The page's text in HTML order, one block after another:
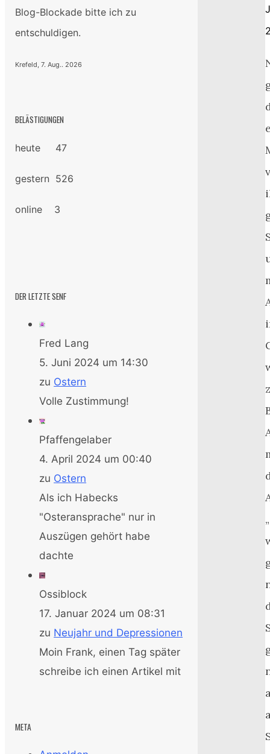
Blog-Blockade bitte ich zu
entschuldigen.
Krefeld, 7. Aug.. 2026
BELÄSTIGUNGEN
heute 47
gestern 526
online 3
DER LETZTE SENF
Fred Lang
5. Juni 2024 um 14:30
zu Ostern
Volle Zustimmung!
Pfaffengelaber
4. April 2024 um 00:40
zu Ostern
Als ich Habecks
"Osteransprache" nur in
Auszügen gehört habe
dachte
Ossiblock
17. Januar 2024 um 08:31
zu Neujahr und Depressionen
Moin Frank, einen Tag später
schreibe ich einen Artikel mit
META